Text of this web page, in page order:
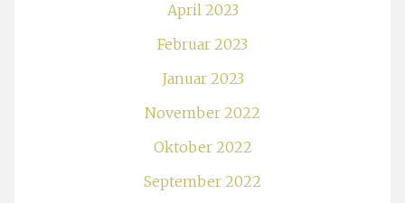
April 2023
Februar 2023
Januar 2023
November 2022
Oktober 2022
September 2022